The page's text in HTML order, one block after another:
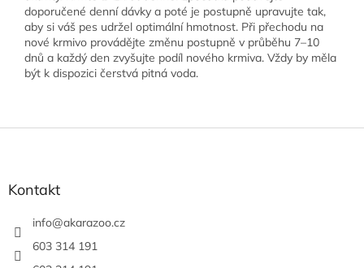
doporučené denní dávky a poté je postupně upravujte tak,
aby si váš pes udržel optimální hmotnost. Při přechodu na
nové krmivo provádějte změnu postupně v průběhu 7–10
dnů a každý den zvyšujte podíl nového krmiva. Vždy by měla
být k dispozici čerstvá pitná voda.
Kontakt
info@akarazoo.cz
603 314 191